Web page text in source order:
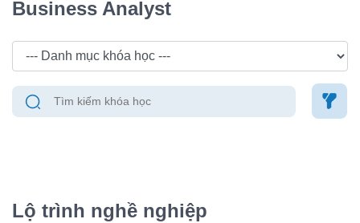
Business Analyst
Lộ trình nghề nghiệp